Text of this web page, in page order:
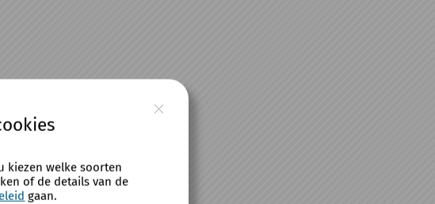
kiezen welke soorten
of de details van de
gaan.